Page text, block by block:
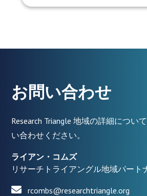
お問い合わせ
Research Triangle 地域の詳細につい
い合わせください。
ライアン・コムズ
リサーチトライアングル地域パート
rcombs@researchtriangle.org